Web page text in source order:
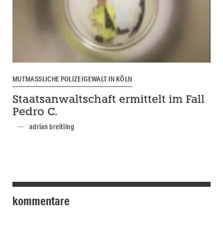
MUTMASSLICHE POLIZEIGEWALT IN KÖLN
Staatsanwaltschaft ermittelt im Fall
Pedro C.
adrian breitling
kommentare